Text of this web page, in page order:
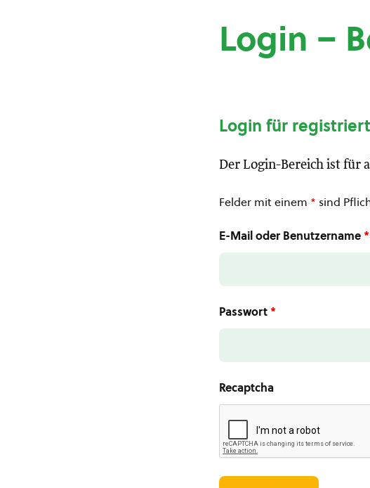
Login –
Login für
Der Login-Bereich ist für
Felder mit einem * sind
E-Mail oder Benutzername *
Passwort *
Recaptcha